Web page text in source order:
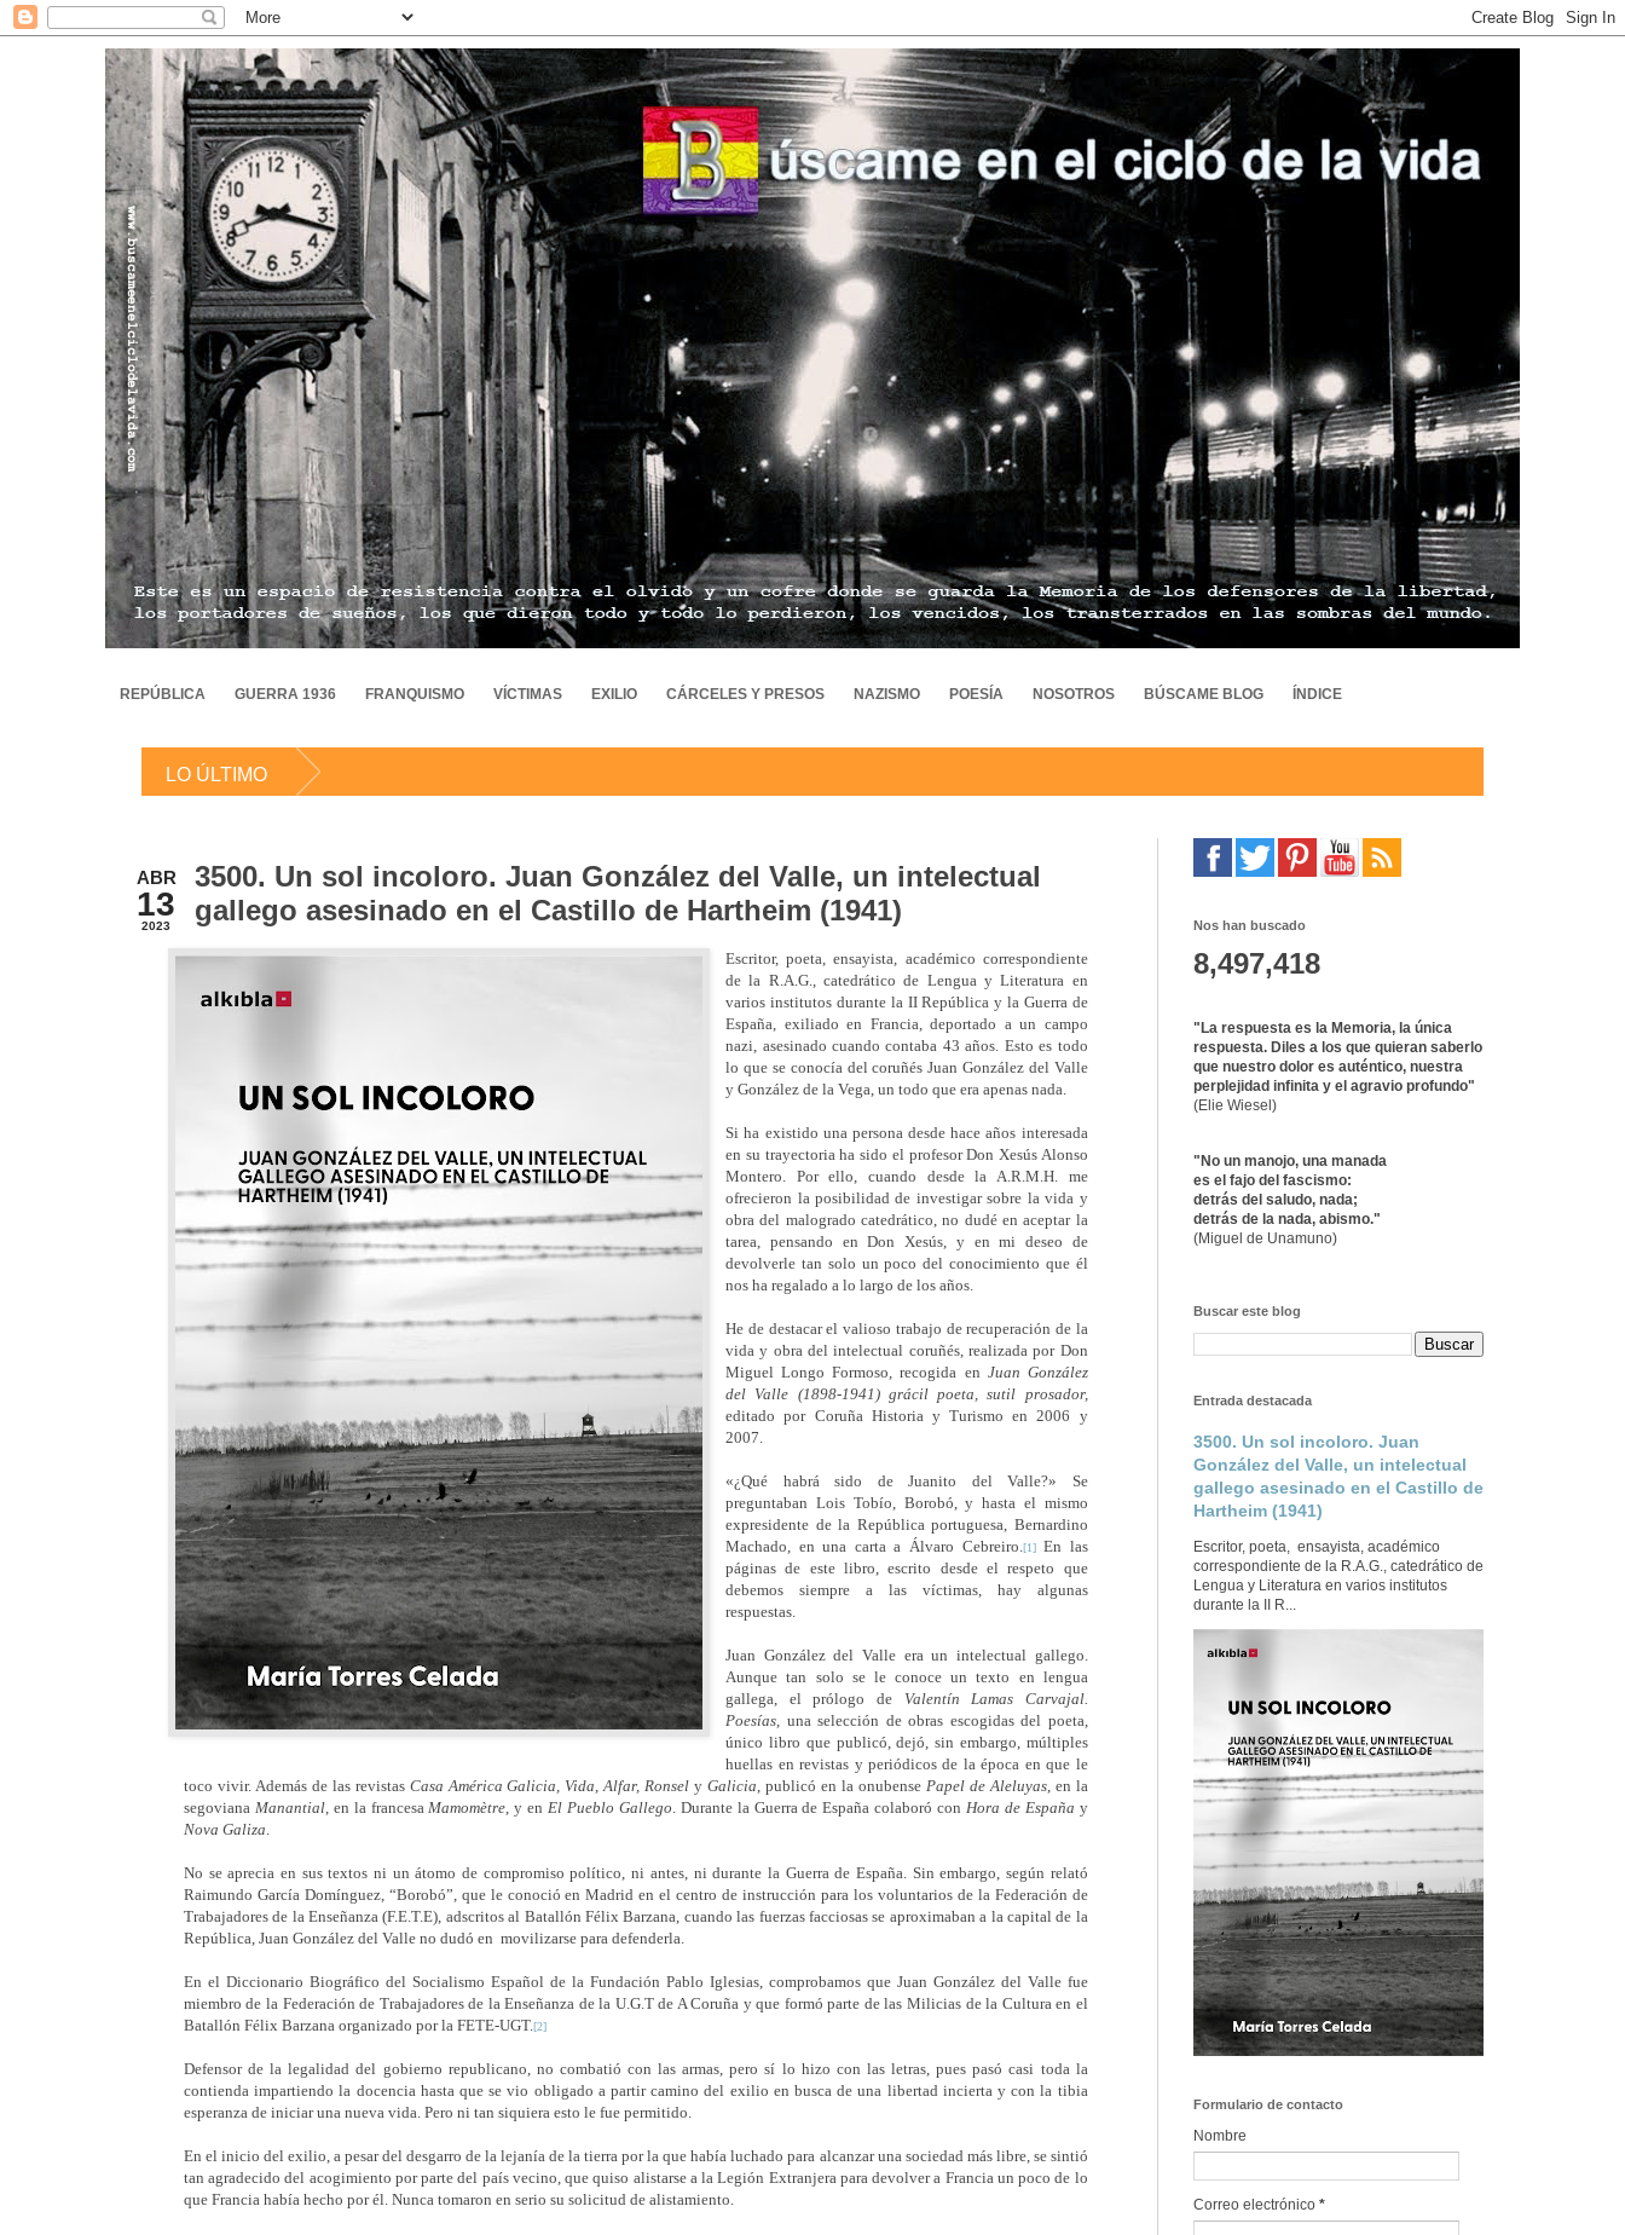
REPÚBLICA GUERRA 1936 FRANQUISMO VÍCTIMAS EXILIO CÁRCELES Y PRESOS NAZISMO POESÍA NOSOTROS BÚSCAME BLOG ÍNDICE
LO ÚLTIMO
ABR
13
2023
3500. Un sol incoloro. Juan González del Valle, un intelectual
gallego asesinado en el Castillo de Hartheim (1941)
Escritor, poeta,ensayista, académico correspondiente
de la R.A.G., catedrático de Lengua y Literatura en
varios institutos durante la II República y la Guerra de
España, exiliado en Francia, deportado a un campo
nazi, asesinado cuando contaba 43 años. Esto es todo
lo que se conocía del coruñés Juan González del Valle
y González de la Vega, un todo que era apenas nada.
Si ha existido una persona desde hace años interesada
en su trayectoria ha sido el profesor Don Xesús Alonso
Montero. Por ello, cuando desde la A.R.M.H. me
ofrecieron la posibilidad de investigar sobre la vida y
obra del malogrado catedrático, no dudé en aceptar la
tarea, pensando en Don Xesús, y en mi deseo de
devolverle tan solo un poco del conocimiento que él
nos ha regalado a lo largo de los años.
He de destacar el valioso trabajo de recuperación de la
vida y obra del intelectual coruñés, realizada por Don
Miguel Longo Formoso, recogida en Juan González
del Valle (1898-1941) grácil poeta, sutil prosador,
editado por Coruña Historia y Turismo en 2006 y
2007.
«¿Qué habrá sido de Juanito del Valle?» Se
preguntaban Lois Tobío, Borobó, y hasta el mismo
expresidente de la República portuguesa, Bernardino
Machado, en una carta a Álvaro Cebreiro.[1]En las
páginas de este libro, escrito desde el respeto que
debemos siempre a las víctimas, hay algunas
respuestas.
Juan González del Valle era un intelectual gallego.
Aunque tan solo se le conoce un texto en lengua
gallega, el prólogo de Valentín Lamas Carvajal.
Poesías, una selección de obras escogidas del poeta,
único libro que publicó, dejó, sin embargo, múltiples
huellas en revistas y periódicos de la época en que le
toco vivir. Además de las revistas Casa América Galicia, Vida, Alfar, Ronsel yGalicia, publicó en la onubense Papel de Aleluyas, en la
segoviana Manantial, en la francesaMamomètre, y enEl Pueblo Gallego. Durante la Guerra de España colaboró conHora de España y
Nova Galiza.
No se aprecia en sus textos ni un átomo de compromiso político, ni antes, ni durante la Guerra de España. Sin embargo, según relató
Raimundo García Domínguez, “Borobó”, que le conoció en Madrid en el centro de instrucción para los voluntarios de la Federación de
Trabajadores de la Enseñanza (F.E.T.E), adscritos al Batallón Félix Barzana, cuando las fuerzas facciosas se aproximaban a la capital de la
República, Juan González del Valle no dudó en movilizarse para defenderla.
En el Diccionario Biográfico del Socialismo Español de la Fundación Pablo Iglesias, comprobamos que Juan González del Valle fue
miembro de la Federación de Trabajadores de la Enseñanza de la U.G.T de A Coruña y que formó parte de las Milicias de la Cultura en el
Batallón Félix Barzana organizado por la FETE-UGT.[2]
Defensor de la legalidad del gobierno republicano, no combatió con las armas, pero sí lo hizo con las letras, pues pasó casi toda la
contienda impartiendo la docencia hasta que se vio obligado a partir camino del exilio en busca de una libertad incierta y con la tibia
esperanza de iniciar una nueva vida. Pero ni tan siquiera esto le fue permitido.
En el inicio del exilio, a pesar del desgarro de la lejanía de la tierra por la que había luchado para alcanzar una sociedad más libre, se sintió
tan agradecido del acogimiento por parte del país vecino, que quiso alistarse a la Legión Extranjera para devolver a Francia un poco de lo
que Francia había hecho por él. Nunca tomaron en serio su solicitud de alistamiento.
Nos han buscado
8,497,418
"La respuesta es la Memoria, la única
respuesta. Diles a los que quieran saberlo
que nuestro dolor es auténtico, nuestra
perplejidad infinita y el agravio profundo"
(Elie Wiesel)
"No un manojo, una manada
es el fajo del fascismo:
detrás del saludo, nada;
detrás de la nada, abismo."
(Miguel de Unamuno)
Buscar este blog
Entrada destacada
3500. Un sol incoloro. Juan
González del Valle, un intelectual
gallego asesinado en el Castillo de
Hartheim (1941)
Escritor, poeta, ensayista, académico
correspondiente de la R.A.G., catedrático de
Lengua y Literatura en varios institutos
durante la II R...
Formulario de contacto
Nombre
Correo electrónico *